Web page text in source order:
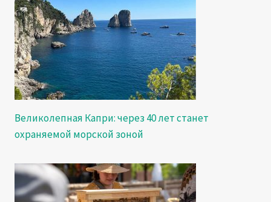
Великолепная Капри: через 40 лет станет
охраняемой морской зоной